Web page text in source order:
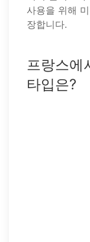
사용을 위해
장합니다.
프랑스에
타입은?